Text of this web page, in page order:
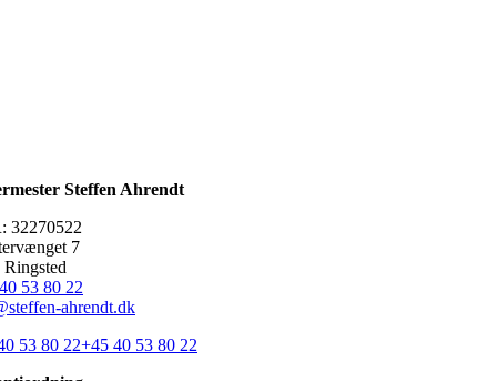
Steffen Ahrendt
32270522
7
Ringsted
53 80 22
ahrendt.dk
53 80 22+45 40 53 80 22